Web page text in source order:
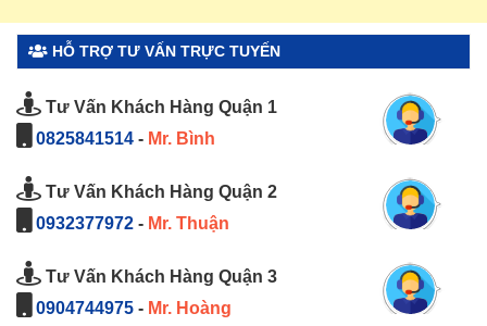
HỖ TRỢ TƯ VẤN TRỰC TUYẾN
Tư Vấn Khách Hàng Quận 1
0825841514 - Mr. Bình
Tư Vấn Khách Hàng Quận 2
0932377972 - Mr. Thuận
Tư Vấn Khách Hàng Quận 3
0904744975 - Mr. Hoàng